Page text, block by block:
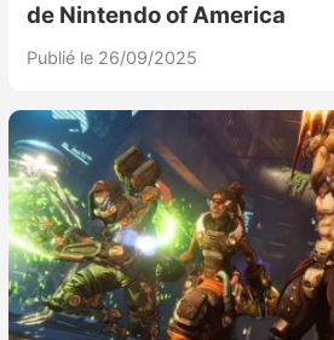
de Nintendo of America
Publié le 26/09/2025